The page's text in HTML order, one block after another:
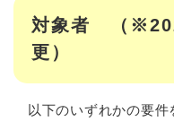
対象者 （
更）
以下のいずれかの要件